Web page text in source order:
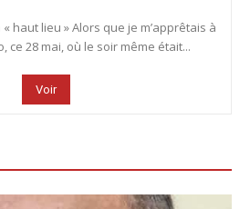
haut lieu » Alors que je m’apprêtais à
ce 28 mai, où le soir même était...
Voir